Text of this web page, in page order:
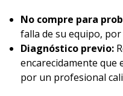
No compre para
falla de su equipo,
Diagnóstico previo:
encarecidamente que
por un profesional